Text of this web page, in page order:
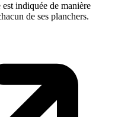
indiquée de manière
de ses planchers.